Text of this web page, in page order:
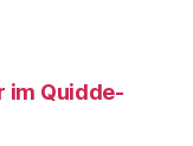
im Quidde-